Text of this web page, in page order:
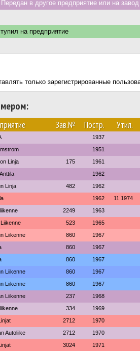
в другое предприятие или на завод
на предприятие
только зарегистрированные
Зав.№ Постр. Утил.
1937
1951
Linja 175 1961
1962
Linja 482 1962
1962 11.1974
2249 1963
523 1965
Liikenne 860 1967
860 1967
860 1967
Liikenne 860 1967
Liikenne 860 1967
Liikenne 237 1968
334 1969
2712 1970
Autoliike 2712 1970
3024 1971